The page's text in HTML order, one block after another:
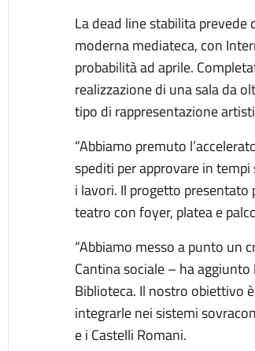
La dead line stabilita
moderna mediateca, con
probabilità ad aprile.
realizzazione di una sala da
tipo di rappresentazione
“Abbiamo premuto
spediti per approvare in
i lavori. Il progetto
teatro con foyer, platea e
“Abbiamo messo a punto un
Cantina sociale – ha
Biblioteca. Il nostro obiettivo
integrarle nei sistemi
e i Castelli Romani.